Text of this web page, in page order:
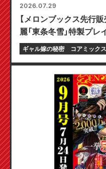
2026.07.29
【メロンブックス先行
麗「東条冬雪」特製プ
約受付開始！『ギャル嫁
日発売予定！
ギャル嫁の秘密 コアミックス